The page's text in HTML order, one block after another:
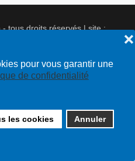
pour vous garantir une
de confidentialité
les cookies Annuler
❌
tous droits réservés | site :